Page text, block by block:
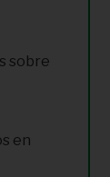
sobre
en